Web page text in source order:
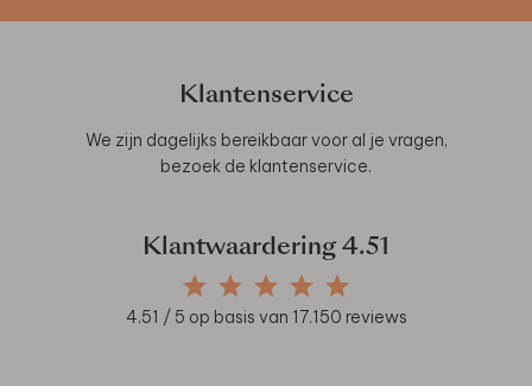
Klantenservice
We zijn dagelijks bereikbaar voor al je vragen,
bezoek de klantenservice.
Klantwaardering 4.51
4.51 / 5 op basis van 17.150 reviews